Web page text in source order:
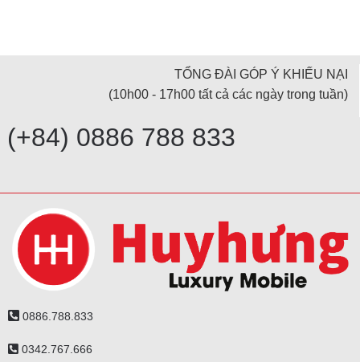
TỔNG ĐÀI GÓP Ý KHIẾU NẠI
(10h00 - 17h00 tất cả các ngày trong tuần)
(+84) 0886 788 833
0886.788.833
0342.767.666